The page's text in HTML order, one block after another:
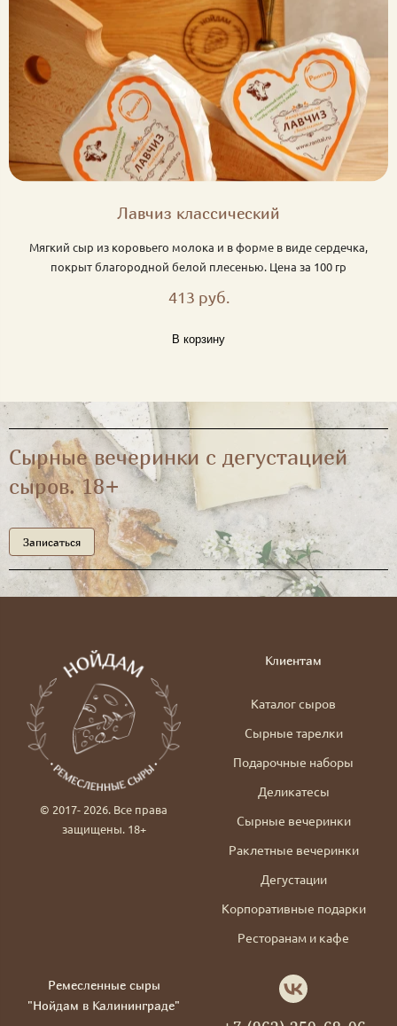
Лавчиз классический
Мягкий сыр из коровьего молока и в форме в виде сердечка,
покрыт благородной белой плесенью. Цена за 100 гр
413 руб.
В корзину
Сырные вечеринки с дегустацией
сыров. 18+
Записаться
© 2017- 2026. Все права
защищены. 18+
Клиентам
Каталог сыров
Сырные тарелки
Подарочные наборы
Деликатесы
Сырные вечеринки
Раклетные вечеринки
Дегустации
Корпоративные подарки
Ресторанам и кафе
Ремесленные сыры
"Нойдам в Калининграде"